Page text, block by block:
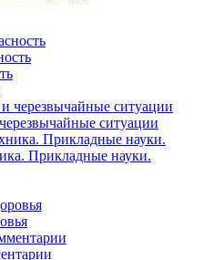
ситуации
Прикладные науки.